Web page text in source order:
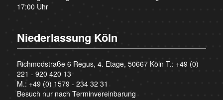
17:00 Uhr
Niederlassung Köln
Richmodstraße 6 Regus, 4. Etage, 50667 Köln T.: +49 (0)
221 - 920 420 13
M.: +49 (0) 1579 - 234 32 31
Besuch nur nach Terminvereinbarung